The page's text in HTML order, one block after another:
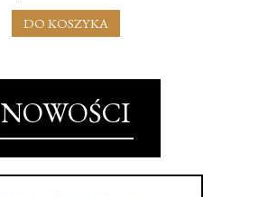
DO KOSZYKA
NOWOŚCI